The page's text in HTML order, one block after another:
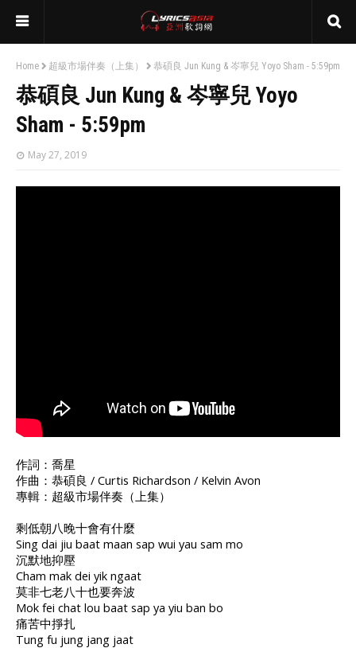
Home 超級市場伴奏（上集） 恭碩良 Jun Kung & 岑寧兒 Yoyo Sham - 5:59pm
恭碩良 Jun Kung & 岑寧兒 Yoyo
Sham - 5:59pm
May 27, 2019
作詞：喬星
作曲：恭碩良 / Curtis Richardson / Kelvin Avon
專輯：超級市場伴奏（上集）
剩低朝八晚十會有什麼
Sing dai jiu baat maan sap wui yau sam mo
沉默地抑壓
Cham mak dei yik ngaat
莫非七老八十也要奔波
Mok fei chat lou baat sap ya yiu ban bo
痛苦中掙扎
Tung fu jung jang jaat